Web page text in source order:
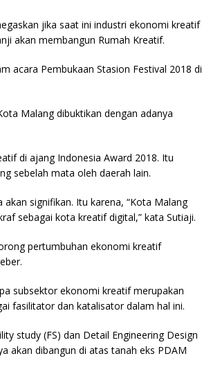
jika saat ini industri ekonomi kreatif
akan membangun Rumah Kreatif.
acara Pembukaan Stasion Festival 2018 di
Malang dibuktikan dengan adanya
di ajang Indonesia Award 2018. Itu
sebelah mata oleh daerah lain.
signifikan. Itu karena, “Kota Malang
sebagai kota kreatif digital,” kata Sutiaji.
pertumbuhan ekonomi kreatif
subsektor ekonomi kreatif merupakan
fasilitator dan katalisator dalam hal ini.
study (FS) dan Detail Engineering Design
akan dibangun di atas tanah eks PDAM